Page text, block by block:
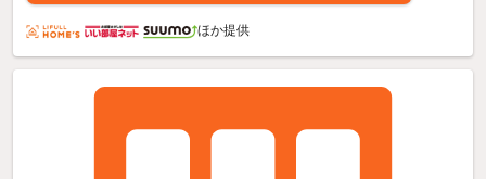
ほか提供